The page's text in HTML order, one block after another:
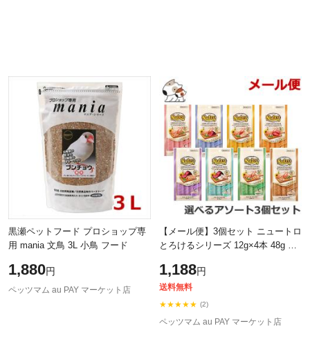
黒瀬ペットフード プロショップ専
用 mania 文鳥 3L 小鳥 フード
1,880円
ペッツマム au PAY マーケット店
【メール便】3個セット ニュートロ
とろけるシリーズ 12g×4本 48g 選
料
1,188円
送料無料
★★★★★ (2)
ペッツマム au PAY マーケット店